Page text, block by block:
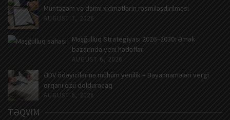
Müntəzəm və daimi xidmətlərin rəsmiləşdirilməsi
AUGUST 7, 2026
Məşğulluq Strategiyası 2026–2030: Əmək
bazarında yeni hədəflər
AUGUST 6, 2026
ƏDV ödəyicilərinə mühüm yenilik – Bəyannamələri vergi
orqanı özü dolduracaq
AUGUST 6, 2026
TƏQVIM